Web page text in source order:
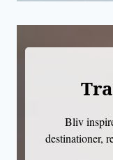
Bliv
destinationer,